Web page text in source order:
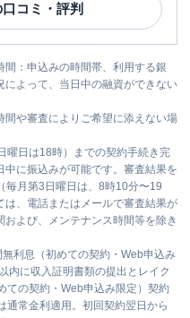
コミ・評判
：申込みの時間帯、利用する銀
よって、当日中の融資ができない
や審査によりご希望に添えない場
曜日は18時）までの契約手続き完
に振込みが可能です。審査結果を
毎月第3日曜日は、8時10分〜19
、電話またはメールで審査結果が
よび、メンテナンス時間等を除き
利息（初めての契約・Web申込み
内に収入証明書類の提出とレイク
ての契約・Web申込み限定）契約
通常金利適用。初回契約翌日から